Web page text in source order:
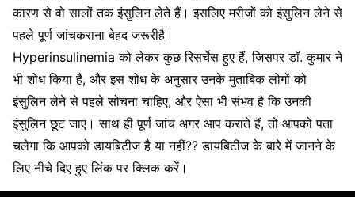
कारण से वो सालों तक इंसुलिन लेते हैं। इसलिए मरीजों को इंसुलिन लेने से
पहले पूर्ण जांचकराना बेहद जरूरीहै।
Hyperinsulinemia को लेकर कुछ रिसर्चेस हुए हैं, जिसपर डॉ. कुमार ने
भी शोध किया है, और इस शोध के अनुसार उनके मुताबिक लोगों को
इंसुलिन लेने से पहले सोचना चाहिए, और ऐसा भी संभव है कि उनकी
इंसुलिन छूट जाए। साथ ही पूर्ण जांच अगर आप कराते हैं, तो आपको पता
चलेगा कि आपको डायबिटीज है या नहीं?? डायबिटीज के बारे में जानने के
लिए नीचे दिए हुए लिंक पर क्लिक करें।